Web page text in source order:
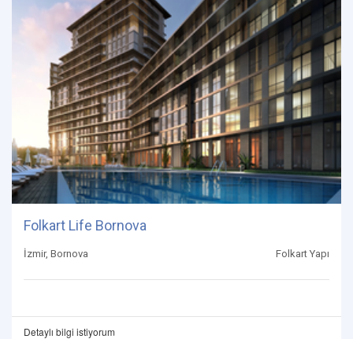
Folkart Life Bornova
İzmir, Bornova Folkart Yapı
Detaylı bilgi istiyorum